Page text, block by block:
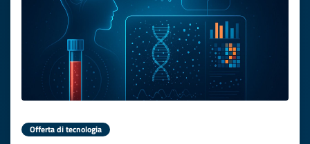
Offerta di tecnologia